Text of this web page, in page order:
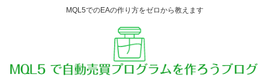
MQL5でのEAの作り方をゼロから教えます